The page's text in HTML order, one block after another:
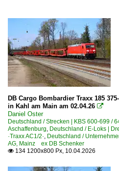
DB Cargo Bombardier Traxx 185
in Kahl am Main am 02.04.26 
Daniel Oster
Deutschland / Strecken | KBS 600-699 /
Aschaffenburg, Deutschland / E-Loks |
·Traxx AC1/2·, Deutschland /
AG, Mainz ex DB Schenker
 134 1200x800 Px, 10.04.2026